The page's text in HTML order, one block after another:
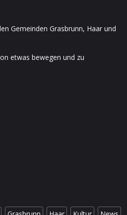
Gemeinden Grasbrunn, Haar und
etwas bewegen und zu